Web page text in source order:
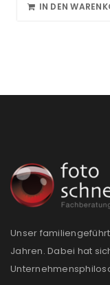
IN DEN
Unser
Jahren. Dabei hat